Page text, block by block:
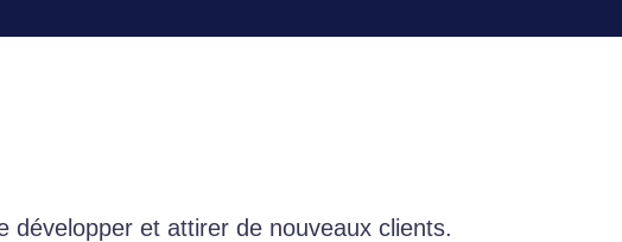
développer et attirer de nouveaux clients.